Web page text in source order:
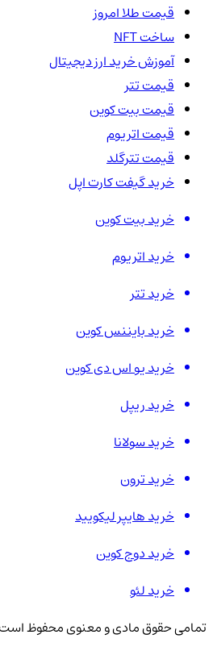
قیمت طلا امروز
ساخت NFT
آموزش خرید ارز دیجیتال
قیمت تتر
قیمت بیت کوین
قیمت اتریوم
قیمت تترگلد
خرید گیفت کارت اپل
خرید بیت کوین
خرید اتریوم
خرید تتر
خرید بایننس کوین
خرید یو اس دی کوین
خرید ریپل
خرید سولانا
خرید ترون
خرید هایپر لیکویید
خرید دوج کوین
خرید لئو
تمامی حقوق مادی و معنوی محفوظ است.